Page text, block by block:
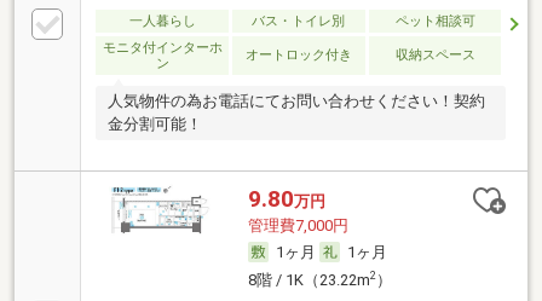
一人暮らし バス・トイレ別
ペット相談可
モニタ付インターホ
ン
オートロック付き 収納スペース
人気物件の為お電話にてお問い合わせください！契約
金分割可能！
9.80万円
管理費7,000円
1ヶ月
1ヶ月
8階 / 1K（23.22m2）